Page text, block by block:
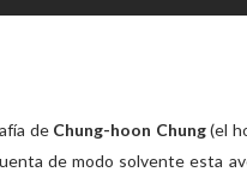
de Chung-hoon Chung(el
de modo solvente esta